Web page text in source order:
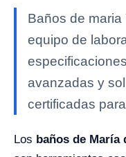
Baños de
equipo de
avanzadas y
certificadas
Los baños de María